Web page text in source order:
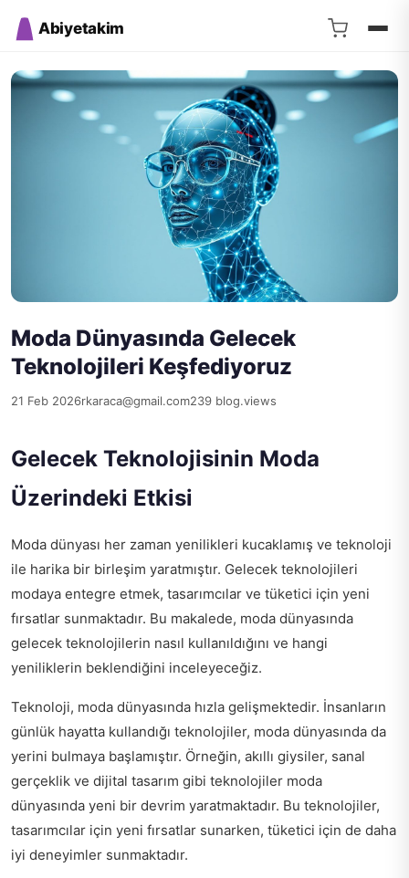
Abiyetakim
Moda Dünyasında Gelecek
Teknolojileri Keşfediyoruz
21 Feb 2026rkaraca@gmail.com239 blog.views
Gelecek Teknolojisinin Moda
Üzerindeki Etkisi
Moda dünyası her zaman yenilikleri kucaklamış ve teknoloji
ile harika bir birleşim yaratmıştır. Gelecek teknolojileri
modaya entegre etmek, tasarımcılar ve tüketici için yeni
fırsatlar sunmaktadır. Bu makalede, moda dünyasında
gelecek teknolojilerin nasıl kullanıldığını ve hangi
yeniliklerin beklendiğini inceleyeceğiz.
Teknoloji, moda dünyasında hızla gelişmektedir. İnsanların
günlük hayatta kullandığı teknolojiler, moda dünyasında da
yerini bulmaya başlamıştır. Örneğin, akıllı giysiler, sanal
gerçeklik ve dijital tasarım gibi teknolojiler moda
dünyasında yeni bir devrim yaratmaktadır. Bu teknolojiler,
tasarımcılar için yeni fırsatlar sunarken, tüketici için de daha
iyi deneyimler sunmaktadır.